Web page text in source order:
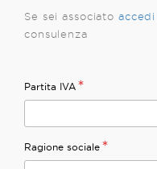
Se sei associato accedi
consulenza
Partita IVA *
Ragione sociale *